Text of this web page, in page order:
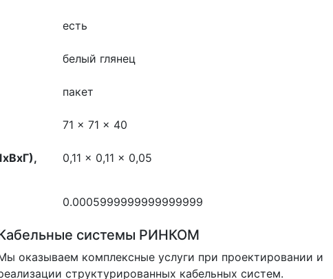
есть
белый глянец
пакет
71 x 71 x 40
0,11 x 0,11 x 0,05
0.0005999999999999999
системы РИНКОМ
оказываем комплексные услуги при проектировании и
структурированных кабельных систем.